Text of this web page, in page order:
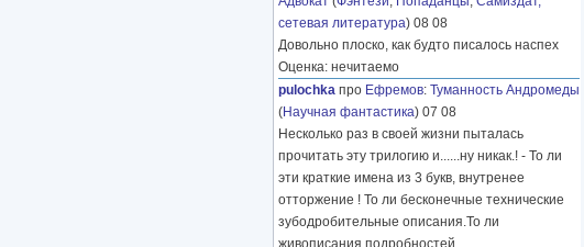
сетевая литература) 08 08
Довольно плоско, как будто писалось наспех
Оценка: нечитаемо
pulochka про Ефремов: Туманность Андромеды
(Научная фантастика) 07 08
Несколько раз в своей жизни пыталась
прочитать эту трилогию и......ну никак.! - То ли
эти краткие имена из 3 букв, внутренее
отторжение ! То ли бесконечные технические
зубодробительные описания.То ли